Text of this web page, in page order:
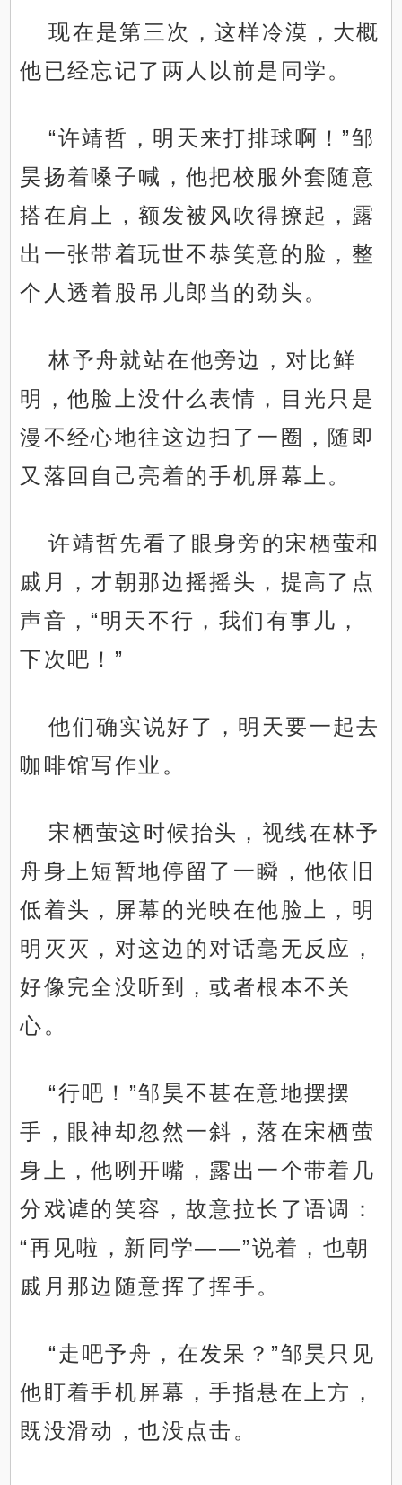
现在是第三次，这样冷漠，大概
他已经忘记了两人以前是同学。
“许靖哲，明天来打排球啊！”邹
昊扬着嗓子喊，他把校服外套随意
搭在肩上，额发被风吹得撩起，露
出一张带着玩世不恭笑意的脸，整
个人透着股吊儿郎当的劲头。
林予舟就站在他旁边，对比鲜
明，他脸上没什么表情，目光只是
漫不经心地往这边扫了一圈，随即
又落回自己亮着的手机屏幕上。
许靖哲先看了眼身旁的宋栖萤和
戚月，才朝那边摇摇头，提高了点
声音，“明天不行，我们有事儿，
下次吧！”
他们确实说好了，明天要一起去
咖啡馆写作业。
宋栖萤这时候抬头，视线在林予
舟身上短暂地停留了一瞬，他依旧
低着头，屏幕的光映在他脸上，明
明灭灭，对这边的对话毫无反应，
好像完全没听到，或者根本不关
心。
“行吧！”邹昊不甚在意地摆摆
手，眼神却忽然一斜，落在宋栖萤
身上，他咧开嘴，露出一个带着几
分戏谑的笑容，故意拉长了语调：
“再见啦，新同学——”说着，也朝
戚月那边随意挥了挥手。
“走吧予舟，在发呆？”邹昊只见
他盯着手机屏幕，手指悬在上方，
既没滑动，也没点击。